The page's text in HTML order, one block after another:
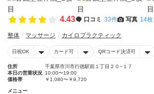
4.43 口コミ 33件 写真 14枚
整体 マッサージ カイロプラクティック
日祝OK カード可 QRコード決済可
住所
千葉県市川市行徳駅前１丁目２０−１７
本日の営業状況 10:00〜19:00
価格帯
￥1,080〜￥9,720
メニュー